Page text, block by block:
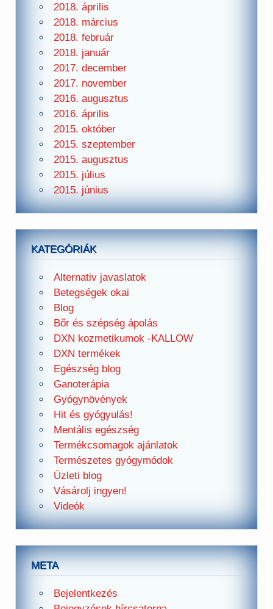
2018. április
2018. március
2018. február
2018. január
2017. december
2017. november
2016. augusztus
2016. április
2015. október
2015. szeptember
2015. augusztus
2015. július
2015. június
KATEGÓRIÁK
Alternativ javaslatok
Betegségek okai
Blog
Bőr és szépség ápolás
DXN kozmetikumok -KALLOW
DXN termékek
Egészség blog
Ganoterápia
Gyógynövények
Hit és gyógyulás!
Mentális egészség
Termékcsomagok ajánlatok
Természetes gyógymódok
Üzleti blog
Vásárolj ingyen!
Videók
META
Bejelentkezés